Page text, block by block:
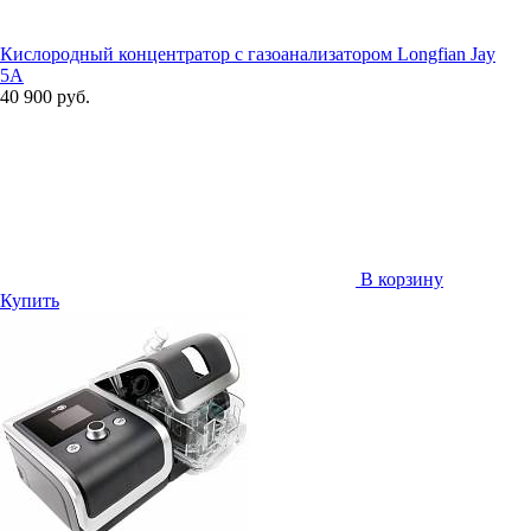
Кислородный концентратор с газоанализатором Longfian Jay
5A
40 900 руб.
В корзину
Купить